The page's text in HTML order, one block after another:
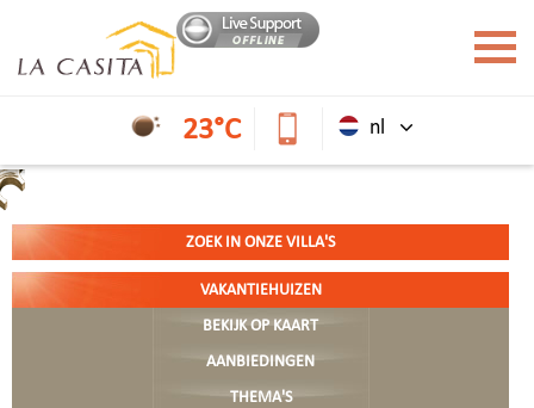
23°C nl
ZOEK IN ONZE VILLA'S
VAKANTIEHUIZEN
BEKIJK OP KAART
AANBIEDINGEN
THEMA'S